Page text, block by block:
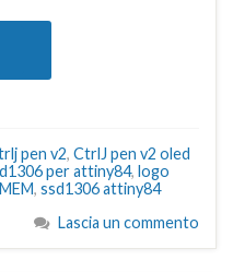
pen v2, CtrlJ pen v2 oled
per attiny84, logo
, ssd1306 attiny84
Lascia un commento